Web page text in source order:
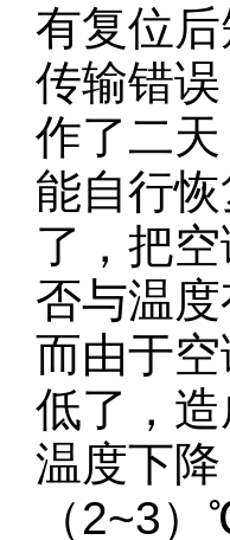
有复位
传输错
作了二
能自行
了，把
否与温
而由于
低了，
温度下
（2~3